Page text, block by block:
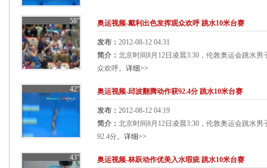
58" 奥运视频-戴利出色发挥观众欢呼 跳水10米台赛
发布： 2012-08-12 04:31
简介： 北京时间8月12日凌晨3:30，伦敦奥运会跳水
众欢呼。 详细>>
42" 奥运视频-邱波翻腾动作获92.4分 跳水10米台赛
发布： 2012-08-12 04:19
简介： 北京时间8月12日凌晨3:30，伦敦奥运会跳水
92.4分。 详细>>
43" 奥运视频-林跃动作优美入水瑕疵 跳水10米台赛